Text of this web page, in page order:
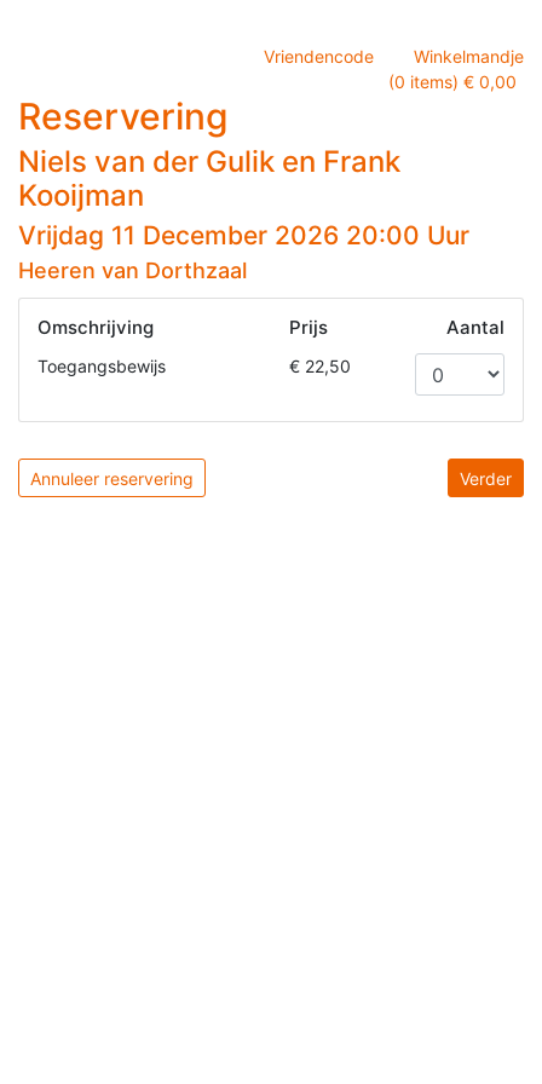
Vriendencode
Winkelmandje
(0 items) € 0,00
Reservering
Niels van der Gulik en Frank
Kooijman
Vrijdag 11 December 2026 20:00 Uur
Heeren van Dorthzaal
Omschrijving Prijs Aantal
Toegangsbewijs € 22,50
Annuleer reservering Verder